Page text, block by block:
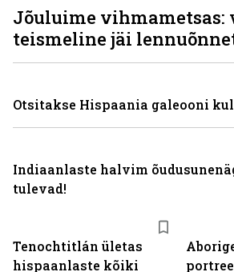
Tenochtitlán ületas
hispaanlaste kõiki
Jõuluime vihmametsas:
teismeline jäi
Otsitakse Hispaania galeooni
Indiaanlaste halvim
tulevad!